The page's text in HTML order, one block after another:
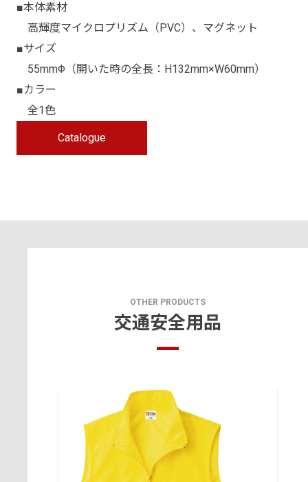
■本体素材
高輝度マイクロプリズム（PVC）、マグネット
■サイズ
55mmΦ（開いた時の全長：H132mm×W60mm）
■カラー
全1色
Catalogue
OTHER PRODUCTS
交通安全用品